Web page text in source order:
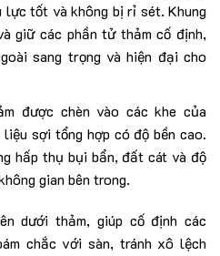
lực tốt và không bị rỉ sét. Khung
giữ các phần tử thảm cố định,
sang trọng và hiện đại cho
được chèn vào các khe của
sợi tổng hợp có độ bền cao.
hấp thụ bụi bẩn, đất cát và độ
gian bên trong.
dưới thảm, giúp cố định các
chắc với sàn, tránh xô lệch